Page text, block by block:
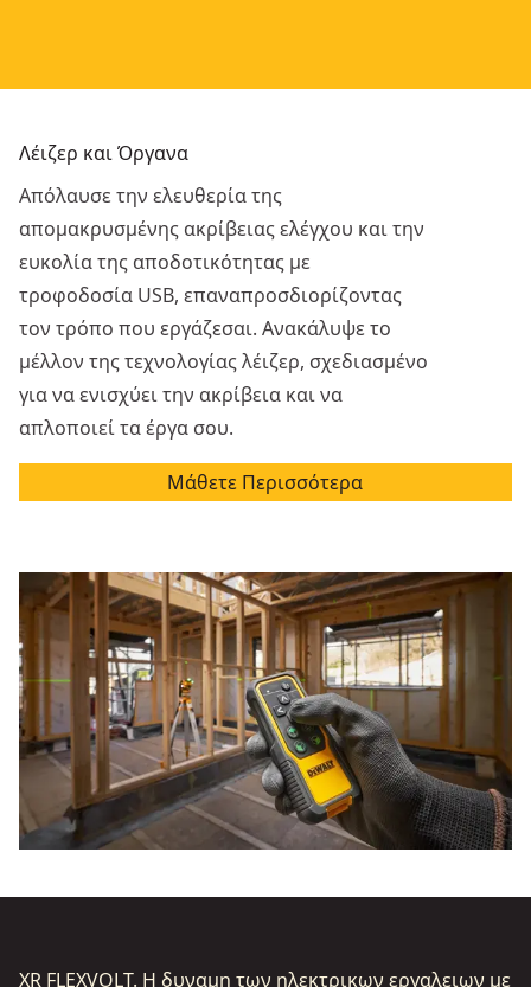
Λέιζερ και Όργανα
Απόλαυσε την ελευθερία της
απομακρυσμένης ακρίβειας ελέγχου και την
ευκολία της αποδοτικότητας με
τροφοδοσία USB, επαναπροσδιορίζοντας
τον τρόπο που εργάζεσαι. Ανακάλυψε το
μέλλον της τεχνολογίας λέιζερ, σχεδιασμένο
για να ενισχύει την ακρίβεια και να
απλοποιεί τα έργα σου.
Μάθετε Περισσότερα
XR FLEXVOLT. Η δυναμη των ηλεκτρικων εργαλειων με